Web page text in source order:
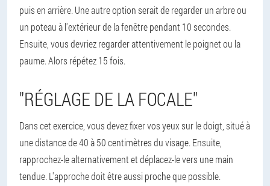
puis en arrière. Une autre option serait de regarder un arbre ou
un poteau à l'extérieur de la fenêtre pendant 10 secondes.
Ensuite, vous devriez regarder attentivement le poignet ou la
paume. Alors répétez 15 fois.
"RÉGLAGE DE LA FOCALE"
Dans cet exercice, vous devez fixer vos yeux sur le doigt, situé à
une distance de 40 à 50 centimètres du visage. Ensuite,
rapprochez-le alternativement et déplacez-le vers une main
tendue. L'approche doit être aussi proche que possible.